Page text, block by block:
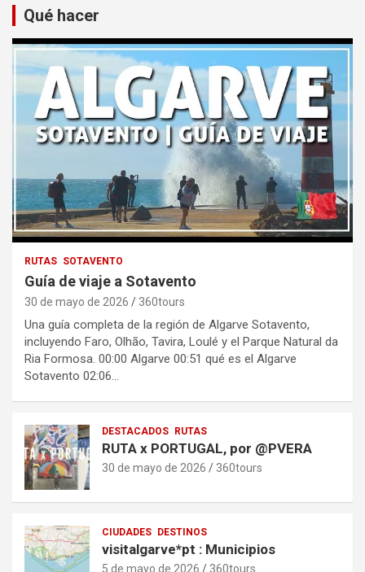
Qué hacer
RUTAS SOTAVENTO
Guía de viaje a Sotavento
30 de mayo de 2026 360tours
Una guía completa de la región de Algarve Sotavento,
incluyendo Faro, Olhão, Tavira, Loulé y el Parque Natural da
Ria Formosa. 00:00 Algarve 00:51 qué es el Algarve
Sotavento 02:06…
DESTACADOS RUTAS
RUTA x PORTUGAL, por @PVERA
30 de mayo de 2026 360tours
CIUDADES DESTINOS
visitalgarve*pt : Municipios
5 de mayo de 2026 360tours